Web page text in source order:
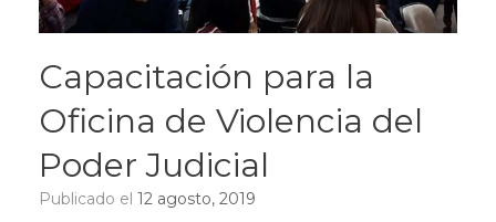
Capacitación para la
Oficina de Violencia del
Poder Judicial
Publicado el 12 agosto, 2019